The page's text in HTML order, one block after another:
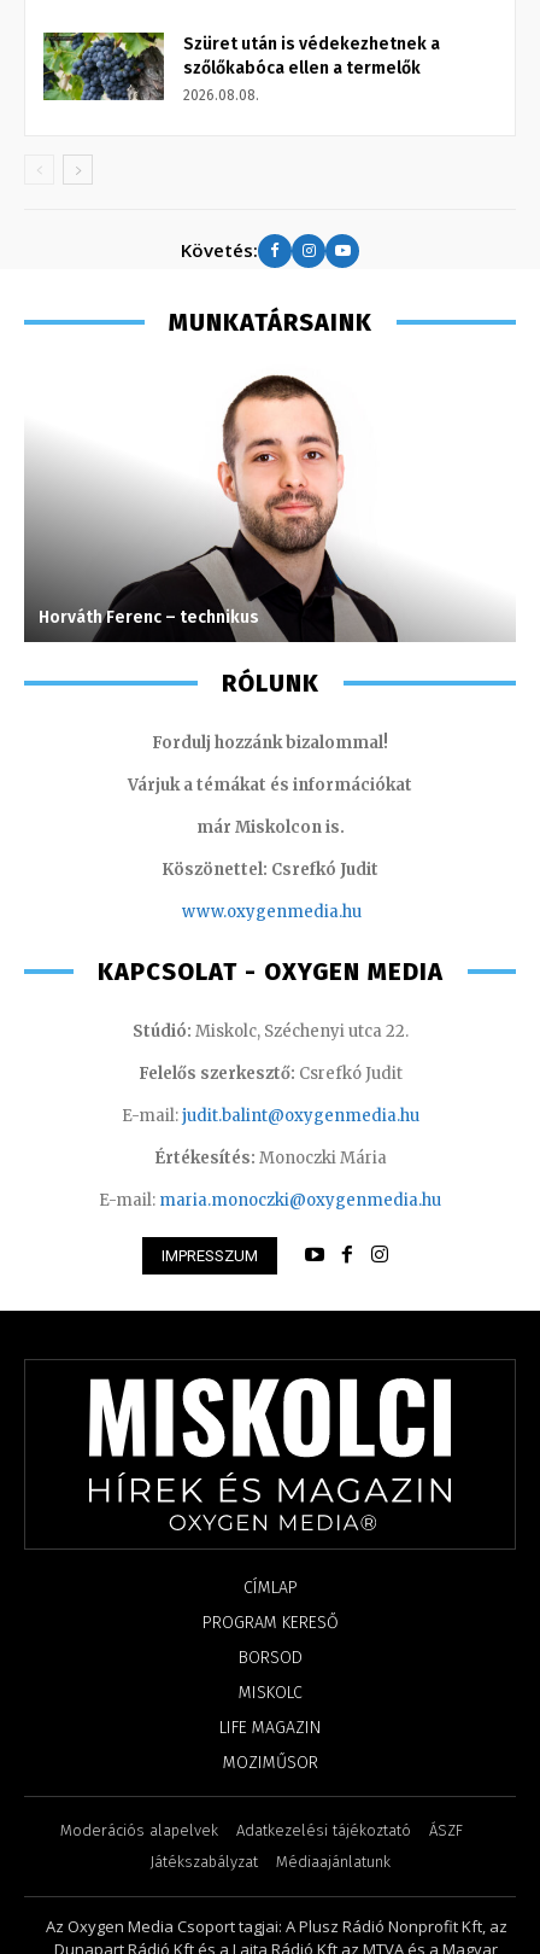
Szüret után is védekezhetnek a
szőlőkabóca ellen a termelők
2026.08.08.
Követés:
MUNKATÁRSAINK
Horváth Ferenc – technikus
RÓLUNK
Fordulj hozzánk bizalommal!
Várjuk a témákat és információkat
már Miskolcon is.
Köszönettel: Csrefkó Judit
www.oxygenmedia.hu
KAPCSOLAT - OXYGEN MEDIA
Stúdió: Miskolc, Széchenyi utca 22.
Felelős szerkesztő: Csrefkó Judit
E-mail:judit.balint@oxygenmedia.hu
Értékesítés: Monoczki Mária
E-mail: maria.monoczki@oxygenmedia.hu
IMPRESSZUM
CÍMLAP
PROGRAM KERESŐ
BORSOD
MISKOLC
LIFE MAGAZIN
MOZIMŰSOR
Moderációs alapelvek Adatkezelési tájékoztató
ÁSZF
Játékszabályzat
Médiaajánlatunk
Az Oxygen Media Csoport tagjai: A Plusz Rádió Nonprofit Kft, az
Dunapart Rádió Kft és a Lajta Rádió Kft az MTVA és a Magyar